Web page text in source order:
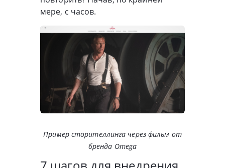
мере, с часов.
Пример сторителлинга через фильм от
бренда Omega